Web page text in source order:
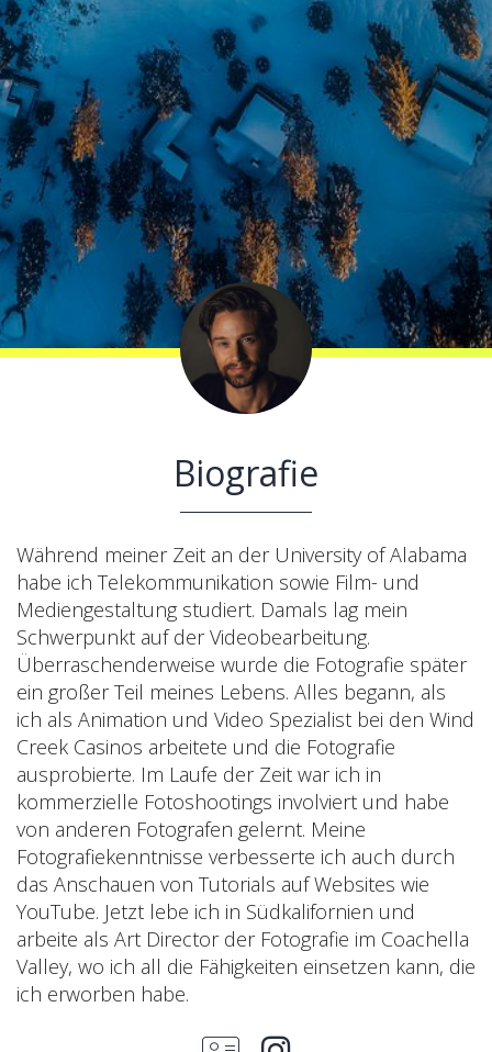
Biografie
Während meiner Zeit an der University of Alabama
habe ich Telekommunikation sowie Film- und
Mediengestaltung studiert. Damals lag mein
Schwerpunkt auf der Videobearbeitung.
Überraschenderweise wurde die Fotografie später
ein großer Teil meines Lebens. Alles begann, als
ich als Animation und Video Spezialist bei den Wind
Creek Casinos arbeitete und die Fotografie
ausprobierte. Im Laufe der Zeit war ich in
kommerzielle Fotoshootings involviert und habe
von anderen Fotografen gelernt. Meine
Fotografiekenntnisse verbesserte ich auch durch
das Anschauen von Tutorials auf Websites wie
YouTube. Jetzt lebe ich in Südkalifornien und
arbeite als Art Director der Fotografie im Coachella
Valley, wo ich all die Fähigkeiten einsetzen kann, die
ich erworben habe.